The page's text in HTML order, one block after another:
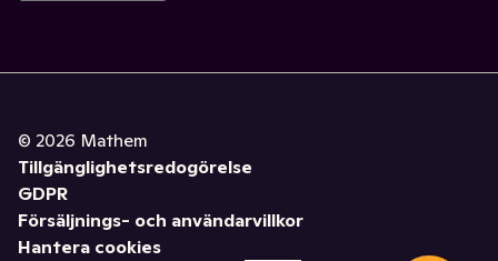
© 2026 Mathem
Tillgänglighetsredogörelse
GDPR
Försäljnings- och användarvillkor
Hantera cookies